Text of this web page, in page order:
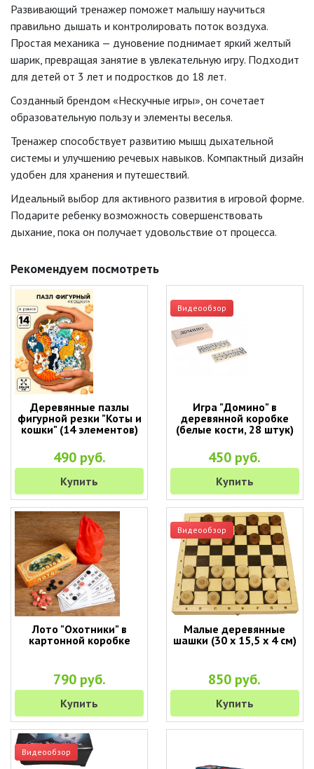
Развивающий тренажер поможет малышу научиться
правильно дышать и контролировать поток воздуха.
Простая механика — дуновение поднимает яркий желтый
шарик, превращая занятие в увлекательную игру. Подходит
для детей от 3 лет и подростков до 18 лет.
Созданный брендом «Нескучные игры», он сочетает
образовательную пользу и элементы веселья.
Тренажер способствует развитию мышц дыхательной
системы и улучшению речевых навыков. Компактный дизайн
удобен для хранения и путешествий.
Идеальный выбор для активного развития в игровой форме.
Подарите ребенку возможность совершенствовать
дыхание, пока он получает удовольствие от процесса.
Рекомендуем посмотреть
Деревянные пазлы
фигурной резки "Коты и
кошки" (14 элементов)
490 руб.
Купить
Видеообзор
Игра "Домино" в
деревянной коробке
(белые кости, 28 штук)
450 руб.
Купить
Лото "Охотники" в
картонной коробке
790 руб.
Купить
Видеообзор
Малые деревянные
шашки (30 х 15,5 х 4 см)
850 руб.
Купить
Видеообзор